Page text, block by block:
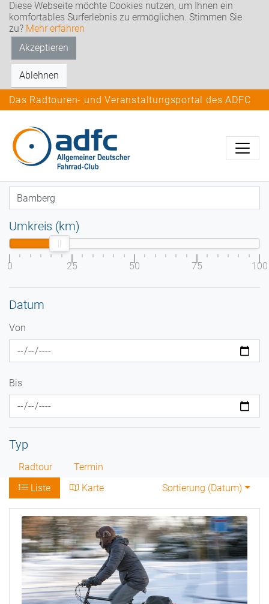
Diese Webseite möchte Cookies nutzen, um Ihnen ein
komfortables Surferlebnis zu ermöglichen. Stimmen Sie
zu? Mehr erfahren
Akzeptieren
Ablehnen
Das Radtouren- und Veranstaltungsportal des ADFC
Umkreis (km)
0 25 50 75 100
Datum
Von
Bis
Typ
Radtour
Termin
Liste
Karte Sortierung (Datum)